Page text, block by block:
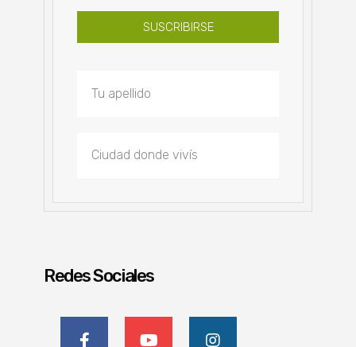
SUSCRIBIRSE
Redes Sociales